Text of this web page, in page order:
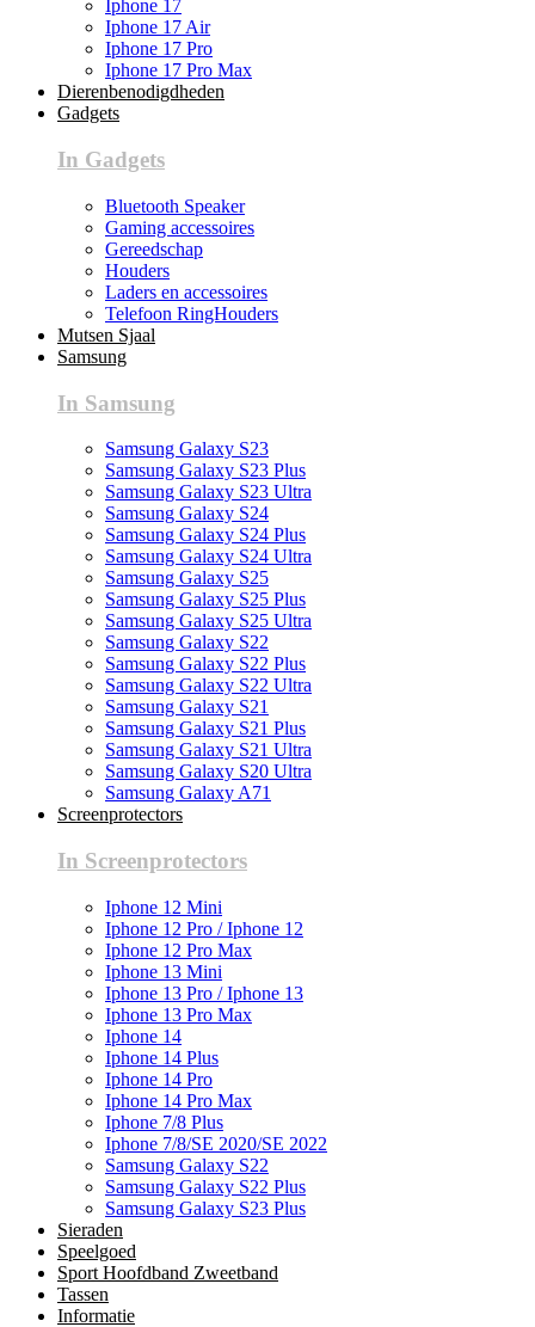
Iphone 17
Iphone 17 Air
Iphone 17 Pro
Iphone 17 Pro Max
Dierenbenodigdheden
Gadgets
In Gadgets
Bluetooth Speaker
Gaming accessoires
Gereedschap
Houders
Laders en accessoires
Telefoon RingHouders
Mutsen Sjaal
Samsung
In Samsung
Samsung Galaxy S23
Samsung Galaxy S23 Plus
Samsung Galaxy S23 Ultra
Samsung Galaxy S24
Samsung Galaxy S24 Plus
Samsung Galaxy S24 Ultra
Samsung Galaxy S25
Samsung Galaxy S25 Plus
Samsung Galaxy S25 Ultra
Samsung Galaxy S22
Samsung Galaxy S22 Plus
Samsung Galaxy S22 Ultra
Samsung Galaxy S21
Samsung Galaxy S21 Plus
Samsung Galaxy S21 Ultra
Samsung Galaxy S20 Ultra
Samsung Galaxy A71
Screenprotectors
In Screenprotectors
Iphone 12 Mini
Iphone 12 Pro / Iphone 12
Iphone 12 Pro Max
Iphone 13 Mini
Iphone 13 Pro / Iphone 13
Iphone 13 Pro Max
Iphone 14
Iphone 14 Plus
Iphone 14 Pro
Iphone 14 Pro Max
Iphone 7/8 Plus
Iphone 7/8/SE 2020/SE 2022
Samsung Galaxy S22
Samsung Galaxy S22 Plus
Samsung Galaxy S23 Plus
Sieraden
Speelgoed
Sport Hoofdband Zweetband
Tassen
Informatie